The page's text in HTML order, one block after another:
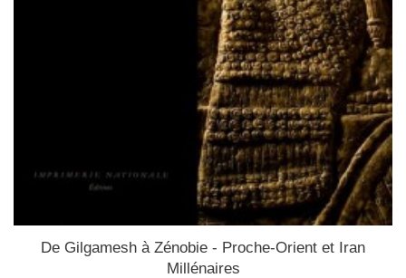
De Gilgamesh à Zénobie - Proche-Orient et Iran
Millénaires